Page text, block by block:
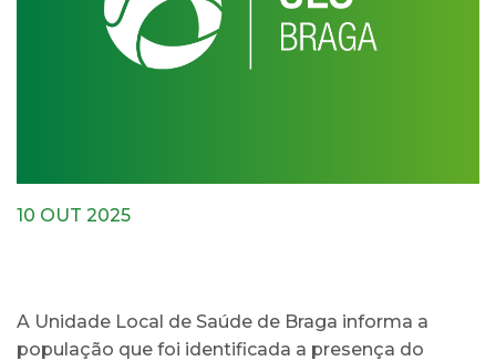
10 OUT 2025
A Unidade Local de Saúde de Braga informa a
população que foi identificada a presença do